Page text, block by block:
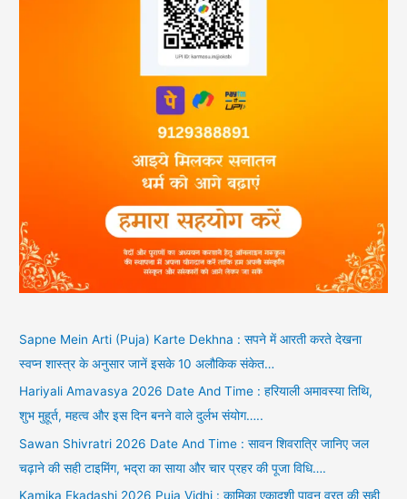
Sapne Mein Arti (Puja) Karte Dekhna : सपने में आरती करते देखना
स्वप्न शास्त्र के अनुसार जानें इसके 10 अलौकिक संकेत…
Hariyali Amavasya 2026 Date And Time : हरियाली अमावस्या तिथि,
शुभ मुहूर्त, महत्व और इस दिन बनने वाले दुर्लभ संयोग…..
Sawan Shivratri 2026 Date And Time : सावन शिवरात्रि जानिए जल
चढ़ाने की सही टाइमिंग, भद्रा का साया और चार प्रहर की पूजा विधि….
Kamika Ekadashi 2026 Puja Vidhi : कामिका एकादशी पावन व्रत की सही